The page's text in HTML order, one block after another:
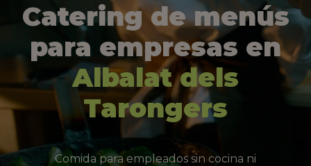
Catering de menús
para empresas en
Albalat dels
Tarongers
Comida para empleados sin cocina ni